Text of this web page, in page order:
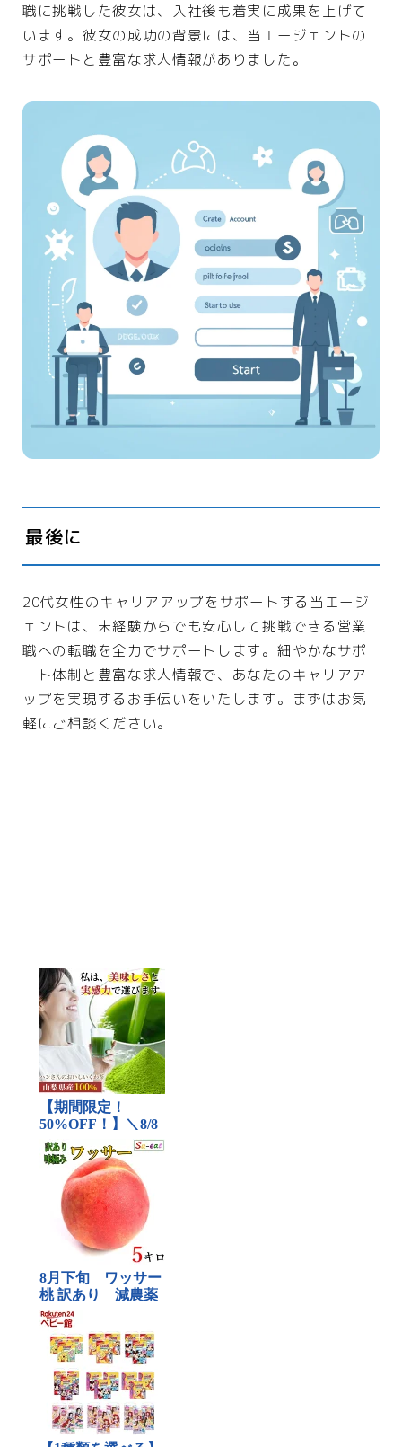
職に挑戦した彼女は、入社後も着実に成果を上げて
います。彼女の成功の背景には、当エージェントの
サポートと豊富な求人情報がありました。
最後に
20代女性のキャリアアップをサポートする当エージ
ェントは、未経験からでも安心して挑戦できる営業
職への転職を全力でサポートします。細やかなサポ
ート体制と豊富な求人情報で、あなたのキャリアア
ップを実現するお手伝いをいたします。まずはお気
軽にご相談ください。